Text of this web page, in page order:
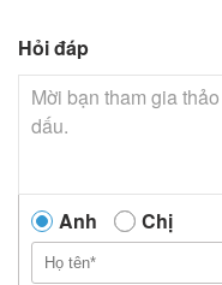
Hỏi đáp
Anh Chị